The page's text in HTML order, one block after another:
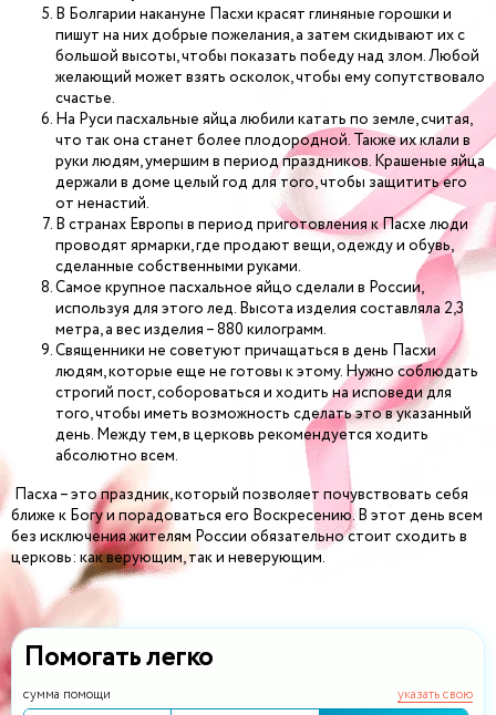
Помогать легко
сумма помощи указать свою
В Болгарии накануне Пасхи красят глиняные горошки и
пишут на них добрые пожелания, а затем скидывают их с
большой высоты, чтобы показать победу над злом. Любой
желающий может взять осколок, чтобы ему сопутствовало
счастье.
На Руси пасхальные яйца любили катать по земле, считая,
что так она станет более плодородной. Также их клали в
руки людям, умершим в период праздников. Крашеные яйца
держали в доме целый год для того, чтобы защитить его
от ненастий.
В странах Европы в период приготовления к Пасхе люди
проводят ярмарки, где продают вещи, одежду и обувь,
сделанные собственными руками.
Самое крупное пасхальное яйцо сделали в России,
используя для этого лед. Высота изделия составляла 2,3
метра, а вес изделия – 880 килограмм.
Священники не советуют причащаться в день Пасхи
людям, которые еще не готовы к этому. Нужно соблюдать
строгий пост, собороваться и ходить на исповеди для
того, чтобы иметь возможность сделать это в указанный
день. Между тем, в церковь рекомендуется ходить
абсолютно всем.
Пасха – это праздник, который позволяет почувствовать себя
ближе к Богу и порадоваться его Воскресению. В этот день всем
без исключения жителям России обязательно стоит сходить в
церковь: как верующим, так и неверующим.